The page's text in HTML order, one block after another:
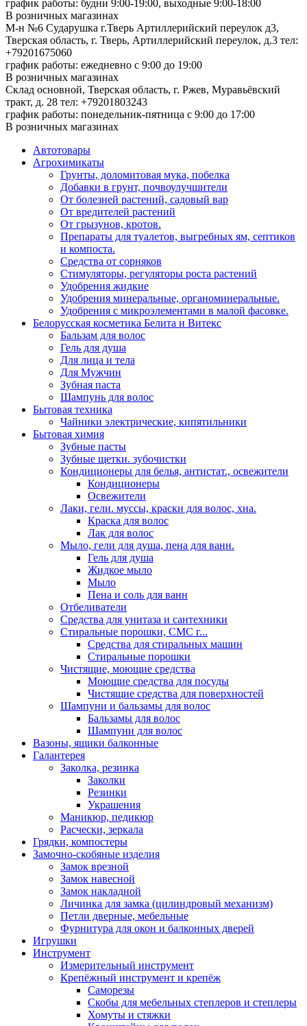
график работы: будни 9:00-19:00, выходные 9:00-18:00
В розничных магазинах
М-н №6 Сударушка г.Тверь Артиллерийский переулок д3,
Тверская область, г. Тверь, Артиллерийский переулок, д.3 тел:
+79201675060
график работы: ежедневно с 9:00 до 19:00
В розничных магазинах
Склад основной, Тверская область, г. Ржев, Муравьёвский
тракт, д. 28 тел: +79201803243
график работы: понедельник-пятница с 9:00 до 17:00
В розничных магазинах
Автотовары
Агрохимикаты
Грунты, доломитовая мука, побелка
Добавки в грунт, почвоулучшители
От болезней растений, садовый вар
От вредителей растений
От грызунов, кротов.
Препараты для туалетов, выгребных ям, септиков
и компоста.
Средства от сорняков
Стимуляторы, регуляторы роста растений
Удобрения жидкие
Удобрения минеральные, органоминеральные.
Удобрения с микроэлементами в малой фасовке.
Белорусская косметика Белита и Витекс
Бальзам для волос
Гель для душа
Для лица и тела
Для Мужчин
Зубная паста
Шампунь для волос
Бытовая техника
Чайники электрические, кипятильники
Бытовая химия
Зубные пасты
Зубные щетки. зубочистки
Кондиционеры для белья, антистат., освежители
Кондиционеры
Освежители
Лаки, гели. муссы, краски для волос, хна.
Краска для волос
Лак для волос
Мыло, гели для душа, пена для ванн.
Гель для душа
Жидкое мыло
Мыло
Пена и соль для ванн
Отбеливатели
Средства для унитаза и сантехники
Стиральные порошки, СМС г...
Средства для стиральных машин
Стиральные порошки
Чистящие, моющие средства
Моющие средства для посуды
Чистящие средства для поверхностей
Шампуни и бальзамы для волос
Бальзамы для волос
Шампуни для волос
Вазоны, ящики балконные
Галантерея
Заколка, резинка
Заколки
Резинки
Украшения
Маникюр, педикюр
Расчески, зеркала
Грядки, компостеры
Замочно-скобяные изделия
Замок врезной
Замок навесной
Замок накладной
Личинка для замка (цилиндровый механизм)
Петли дверные, мебельные
Фурнитура для окон и балконных дверей
Игрушки
Инструмент
Измерительный инструмент
Крепёжный инструмент и крепёж
Саморезы
Скобы для мебельных степлеров и степлеры
Хомуты и стяжки